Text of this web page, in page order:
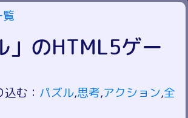
」のHTML5ゲー
む： パズル,思考,アクション,全